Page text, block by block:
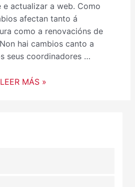
actualizar a web. Como
afectan tanto á
como a renovacións de
hai cambios canto a
seus coordinadores …
LEER MÁS »